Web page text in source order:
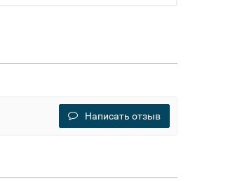
Написать отзыв